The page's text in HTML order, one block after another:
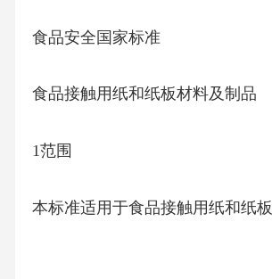
食品安全国家标准
食品接触用纸和纸板材料及制品
1范围
本标准适用于食品接触用纸和纸